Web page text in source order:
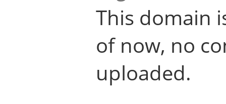
This domain
of now, no
uploaded.